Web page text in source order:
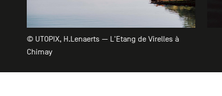
© UTOPIX, H.Lenaerts — L'Etang de Virelles à
Chimay